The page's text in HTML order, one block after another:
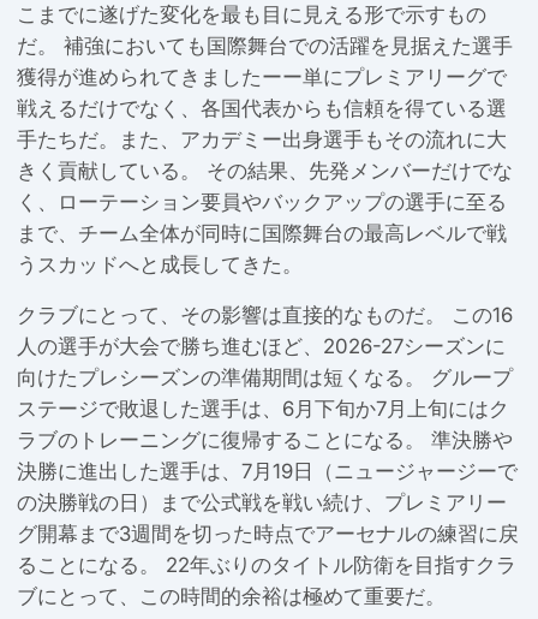
こまでに遂げた変化を最も目に見える形で示すもの
だ。 補強においても国際舞台での活躍を見据えた選手
獲得が進められてきましたーー単にプレミアリーグで
戦えるだけでなく、各国代表からも信頼を得ている選
手たちだ。また、アカデミー出身選手もその流れに大
きく貢献している。 その結果、先発メンバーだけでな
く、ローテーション要員やバックアップの選手に至る
まで、チーム全体が同時に国際舞台の最高レベルで戦
うスカッドへと成長してきた。
クラブにとって、その影響は直接的なものだ。 この16
人の選手が大会で勝ち進むほど、2026-27シーズンに
向けたプレシーズンの準備期間は短くなる。 グループ
ステージで敗退した選手は、6月下旬か7月上旬にはク
ラブのトレーニングに復帰することになる。 準決勝や
決勝に進出した選手は、7月19日（ニュージャージーで
の決勝戦の日）まで公式戦を戦い続け、プレミアリー
グ開幕まで3週間を切った時点でアーセナルの練習に戻
ることになる。 22年ぶりのタイトル防衛を目指すクラ
ブにとって、この時間的余裕は極めて重要だ。